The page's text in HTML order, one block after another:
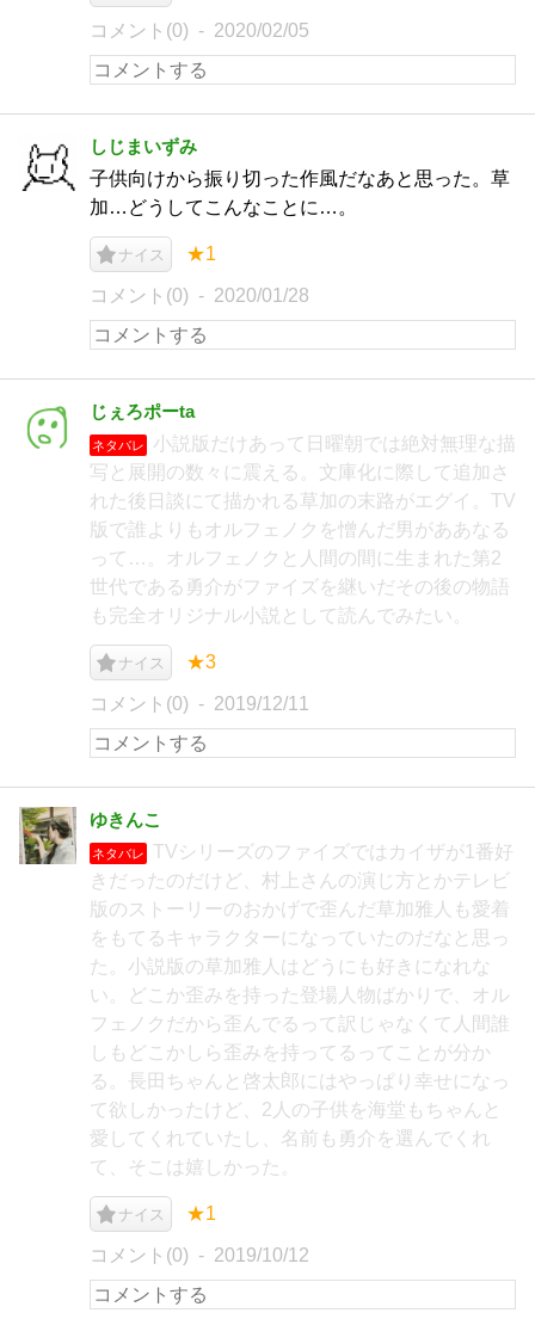
コメント(0) 2020/02/05
しじまいずみ
子供向けから振り切った作風だなあと思った。草
加…どうしてこんなことに…。
ナイス ★1
コメント(0) 2020/01/28
じぇろポーta
ネタバレ
小説版だけあって日曜朝では絶対無理な描
写と展開の数々に震える。文庫化に際して追加さ
れた後日談にて描かれる草加の末路がエグイ。TV
版で誰よりもオルフェノクを憎んだ男がああなる
って…。オルフェノクと人間の間に生まれた第2
世代である勇介がファイズを継いだその後の物語
も完全オリジナル小説として読んでみたい。
ナイス ★3
コメント(0) 2019/12/11
ゆきんこ
ネタバレ
TVシリーズのファイズではカイザが1番好
きだったのだけど、村上さんの演じ方とかテレビ
版のストーリーのおかげで歪んだ草加雅人も愛着
をもてるキャラクターになっていたのだなと思っ
た。小説版の草加雅人はどうにも好きになれな
い。どこか歪みを持った登場人物ばかりで、オル
フェノクだから歪んでるって訳じゃなくて人間誰
しもどこかしら歪みを持ってるってことが分か
る。長田ちゃんと啓太郎にはやっぱり幸せになっ
て欲しかったけど、2人の子供を海堂もちゃんと
愛してくれていたし、名前も勇介を選んでくれ
て、そこは嬉しかった。
ナイス ★1
コメント(0) 2019/10/12